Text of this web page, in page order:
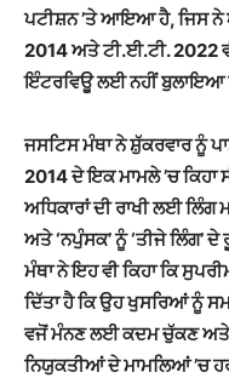
ਪਟੀਸ਼ਨ ’ਤੇ ਆਇਆ ਹੈ, ਜਿਸ
2014 ਅਤੇ ਟੀ.ਈ.ਟੀ. 2022
ਇੰਟਰਵਿਊ ਲਈ ਨਹੀਂ ਬੁਲਾਇਆ
ਜਸਟਿਸ ਮੰਥਾ ਨੇ ਸ਼ੁੱਕਰਵਾਰ ਨੂੰ
2014 ਦੇ ਇਕ ਮਾਮਲੇ ’ਚ ਕਿਹਾ
ਅਧਿਕਾਰਾਂ ਦੀ ਰਾਖੀ ਲਈ ਲਿੰਗ
ਅਤੇ ‘ਨਪੁੰਸਕ’ ਨੂੰ ‘ਤੀਜੇ ਲਿੰਗ’
ਮੰਥਾ ਨੇ ਇਹ ਵੀ ਕਿਹਾ ਕਿ
ਦਿੱਤਾ ਹੈ ਕਿ ਉਹ ਖੁਸਰਿਆਂ ਨੂੰ
ਵਜੋਂ ਮੰਨਣ ਲਈ ਕਦਮ ਚੁੱਕਣ ਅਤੇ
ਨਿਯੁਕਤੀਆਂ ਦੇ ਮਾਮਲਿਆਂ ’ਚ